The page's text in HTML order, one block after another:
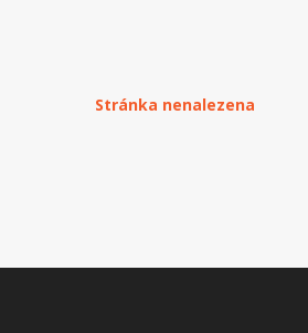
Stránka nenalezena